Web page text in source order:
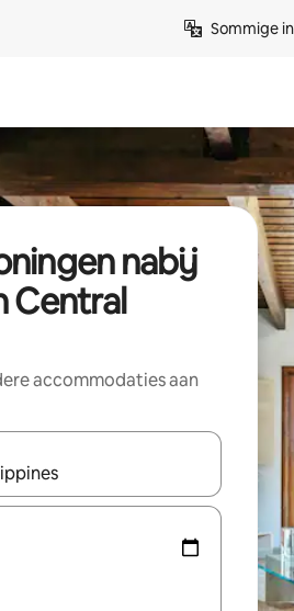
Sommige
nabij
Central
accommodaties aan
beschikbaar zijn, maak je een keuze